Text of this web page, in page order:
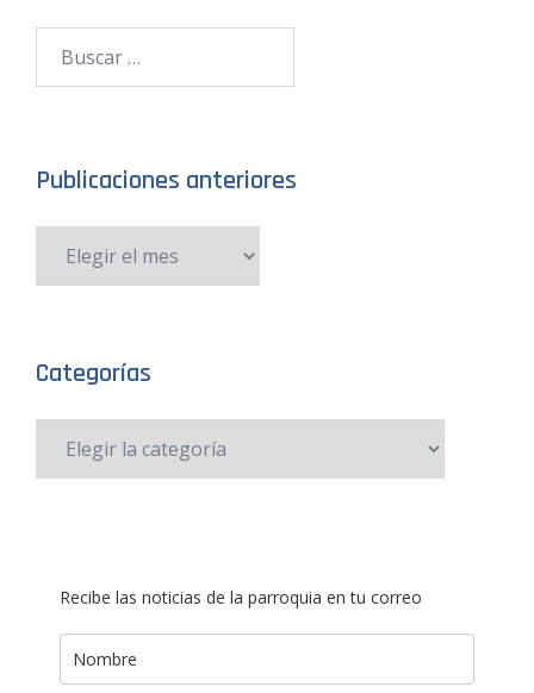
Publicaciones anteriores
Categorías
Recibe las noticias de la parroquia en tu correo